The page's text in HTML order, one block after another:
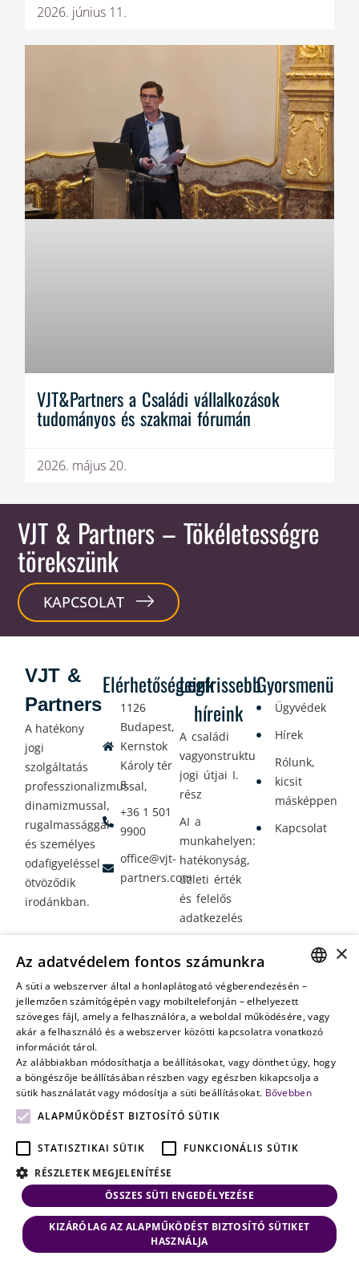
2026. június 11.
VJT&Partners a Családi vállalkozások
tudományos és szakmai fórumán
2026. május 20.
VJT & Partners – Tökéletességre
törekszünk
KAPCSOLAT
Elérhetőségeink
1126
Budapest,
Kernstok
Károly tér
8.
+36 1 501
9900
office@vjt-
partners.com
Legfrissebb
híreink
A családi
vagyonstrukturálás
jogi útjai I.
rész
AI a
munkahelyen:
hatékonyság,
üzleti érték
és felelős
adatkezelés
amikor a jövő
nem a
véletlenen
múlik
Gyorsmenü
Ügyvédek
Hírek
Rólunk,
kicsit
másképpen
Kapcsolat
VJT &
Partners
A hatékony
jogi
szolgáltatás
professzionalizmussal,
dinamizmussal,
rugalmassággal
és személyes
odafigyeléssel
ötvöződik
irodánkban.
HUNGARIAN
ENGLISH
×
Az adatvédelem fontos számunkra
A süti a webszerver által a honlaplátogató végberendezésén –
jellemzően számítógépén vagy mobiltelefonján – elhelyezett
szöveges fájl, amely a felhasználóra, a weboldal működésére, vagy
akár a felhasználó és a webszerver közötti kapcsolatra vonatkozó
információt tárol.
Az alábbiakban módosíthatja a beállításokat, vagy dönthet úgy, hogy
a böngészője beállításában részben vagy egészben kikapcsolja a
sütik használatát vagy módosítja a süti beállításokat. Bővebben
ALAPMŰKÖDÉST BIZTOSÍTÓ SÜTIK
STATISZTIKAI SÜTIK
FUNKCIONÁLIS SÜTIK
RÉSZLETEK MEGJELENÍTÉSE
ÖSSZES SÜTI ENGEDÉLYEZÉSE
KIZÁRÓLAG AZ ALAPMŰKÖDÉST BIZTOSÍTÓ SÜTIKET
HASZNÁLJA